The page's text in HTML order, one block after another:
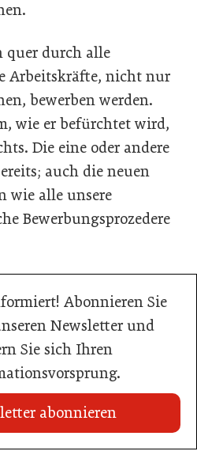
quer durch alle
Arbeitskräfte, nicht nur
bewerben werden.
wie er befürchtet wird,
Die eine oder andere
auch die neuen
wie alle unsere
Bewerbungsprozedere
Abonnieren Sie
Newsletter und
Sie sich Ihren
abonnieren